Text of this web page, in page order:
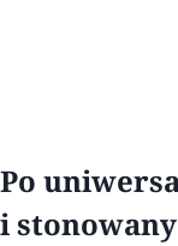
Po
i